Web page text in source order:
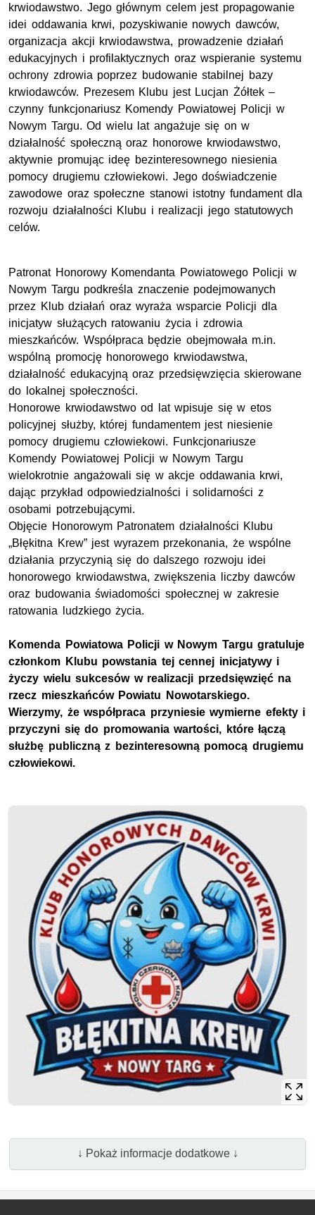
krwiodawstwo. Jego głównym celem jest propagowanie
idei oddawania krwi, pozyskiwanie nowych dawców,
organizacja akcji krwiodawstwa, prowadzenie działań
edukacyjnych i profilaktycznych oraz wspieranie systemu
ochrony zdrowia poprzez budowanie stabilnej bazy
krwiodawców. Prezesem Klubu jest Lucjan Żółtek –
czynny funkcjonariusz Komendy Powiatowej Policji w
Nowym Targu. Od wielu lat angażuje się on w
działalność społeczną oraz honorowe krwiodawstwo,
aktywnie promując ideę bezinteresownego niesienia
pomocy drugiemu człowiekowi. Jego doświadczenie
zawodowe oraz społeczne stanowi istotny fundament dla
rozwoju działalności Klubu i realizacji jego statutowych
celów.
Patronat Honorowy Komendanta Powiatowego Policji w
Nowym Targu podkreśla znaczenie podejmowanych
przez Klub działań oraz wyraża wsparcie Policji dla
inicjatyw służących ratowaniu życia i zdrowia
mieszkańców. Współpraca będzie obejmowała m.in.
wspólną promocję honorowego krwiodawstwa,
działalność edukacyjną oraz przedsięwzięcia skierowane
do lokalnej społeczności.
Honorowe krwiodawstwo od lat wpisuje się w etos
policyjnej służby, której fundamentem jest niesienie
pomocy drugiemu człowiekowi. Funkcjonariusze
Komendy Powiatowej Policji w Nowym Targu
wielokrotnie angażowali się w akcje oddawania krwi,
dając przykład odpowiedzialności i solidarności z
osobami potrzebującymi.
Objęcie Honorowym Patronatem działalności Klubu
„Błękitna Krew” jest wyrazem przekonania, że wspólne
działania przyczynią się do dalszego rozwoju idei
honorowego krwiodawstwa, zwiększenia liczby dawców
oraz budowania świadomości społecznej w zakresie
ratowania ludzkiego życia.
Komenda Powiatowa Policji w Nowym Targu gratuluje
członkom Klubu powstania tej cennej inicjatywy i
życzy wielu sukcesów w realizacji przedsięwzięć na
rzecz mieszkańców Powiatu Nowotarskiego.
Wierzymy, że współpraca przyniesie wymierne efekty i
przyczyni się do promowania wartości, które łączą
służbę publiczną z bezinteresowną pomocą drugiemu
człowiekowi.
↓ Pokaż informacje dodatkowe ↓